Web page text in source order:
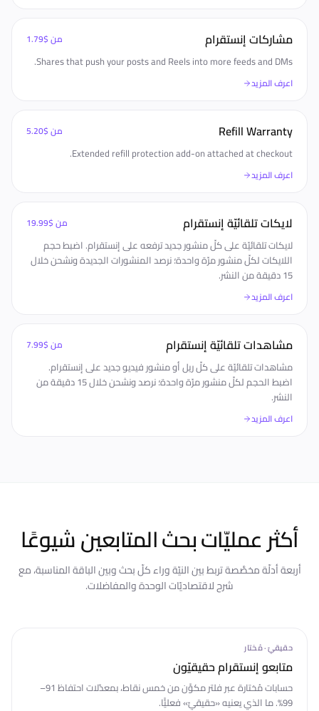
مشاركات إنستقرام من$1.79
Shares that push your posts and Reels into more feeds and DMs.
اعرف المزيد
Refill Warranty من$5.20
Extended refill protection add-on attached at checkout.
اعرف المزيد
لايكات تلقائيّة إنستقرام من$19.99
لايكات تلقائيّة على كلّ منشور جديد ترفعه على إنستقرام. اضبط حجم
اللايكات لكلّ منشور مرّة واحدة؛ نرصد المنشورات الجديدة ونشحن خلال
15 دقيقة من النشر.
اعرف المزيد
مشاهدات تلقائيّة إنستقرام من$7.99
مشاهدات تلقائيّة على كلّ ريل أو منشور فيديو جديد على إنستقرام.
اضبط الحجم لكلّ منشور مرّة واحدة؛ نرصد ونشحن خلال 15 دقيقة من
النشر.
اعرف المزيد
أكثر عمليّات بحث المتابعين شيوعًا
أربعة أدلّة مخصَّصة تربط بين النيّة وراء كلّ بحث وبين الباقة المناسبة، مع
شرح لاقتصاديّات الوحدة والمفاضلات.
حقيقيّ · مُختار
متابعو إنستقرام حقيقيّون
حسابات مُختارة عبر فلتر مكوَّن من خمس نقاط، بمعدّلات احتفاظ 91–
99%. ما الذي يعنيه «حقيقيّ» فعليًّا.